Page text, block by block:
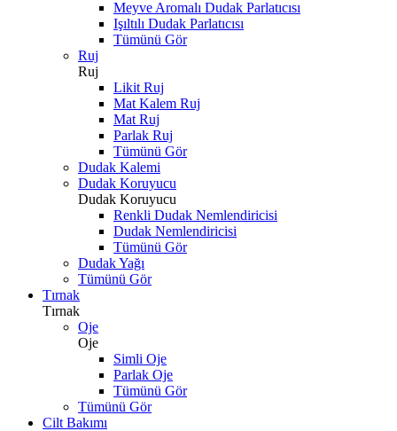
Meyve Aromalı Dudak Parlatıcısı
Işıltılı Dudak Parlatıcısı
Tümünü Gör
Ruj
Ruj
Likit Ruj
Mat Kalem Ruj
Mat Ruj
Parlak Ruj
Tümünü Gör
Dudak Kalemi
Dudak Koruyucu
Dudak Koruyucu
Renkli Dudak Nemlendiricisi
Dudak Nemlendiricisi
Tümünü Gör
Dudak Yağı
Tümünü Gör
Tırnak
Tırnak
Oje
Oje
Simli Oje
Parlak Oje
Tümünü Gör
Tümünü Gör
Cilt Bakımı